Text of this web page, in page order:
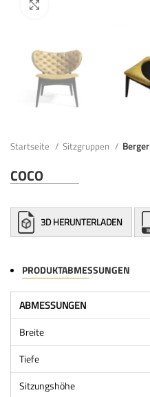
Startseite Sitzgruppen Berger
COCO
3D HERUNTERLADEN
PRODUKTABMESSUNGEN
ABMESSUNGEN
Breite
Tiefe
Sitzungshöhe